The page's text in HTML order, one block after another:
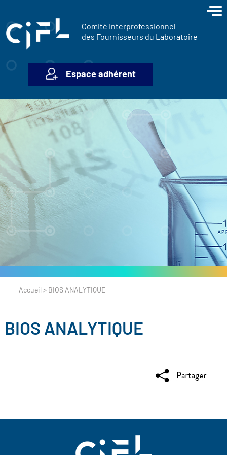
Comité Interprofessionnel
des Fournisseurs du Laboratoire
Espace adhérent
Accueil > BIOS ANALYTIQUE
BIOS ANALYTIQUE